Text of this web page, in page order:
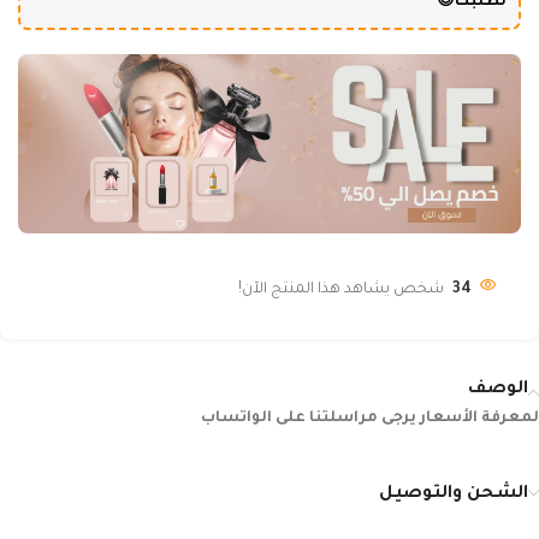
34 شخص يشاهد هذا المنتج الآن!
الوصف
لمعرفة الأسعار يرجى مراسلتنا على الواتساب
الشحن والتوصيل